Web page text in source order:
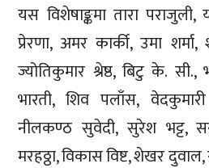
यस विशेषाङ्कमा तारा पराजुली,
प्रेरणा, अमर कार्की, उमा शर्मा,
ज्योतिकुमार श्रेष्ठ, बिटु के.
भारती, शिव पलाँस,
नीलकण्ठ सुवेदी, सुरेश भट्ट,
मरहठ्ठा, विकास विष्ट, शेखर